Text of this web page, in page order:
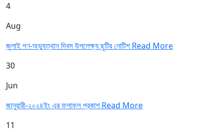
4
Aug
জুলাই গণ-অভ্যুত্থান দিবস উপলেক্ষ্য ছুটির নোটিশRead More
30
Jun
জানুয়ারী-২০২৪ইং এর ফলাফল প্রকাশRead More
11